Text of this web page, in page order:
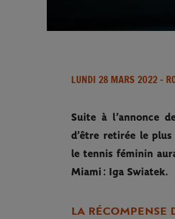
LUNDI 28 MARS 2022 -
Suite à l’annonce
d’être retirée le
le tennis féminin
Miami : Iga Swiatek.
LA RÉCOMPENSE